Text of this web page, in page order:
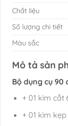
Chất liệu
Số lượng chi tiết
Màu sắc
Mô tả sản
Bộ dụng cụ 90
+ 01 kìm cắt
+ 01 kìm